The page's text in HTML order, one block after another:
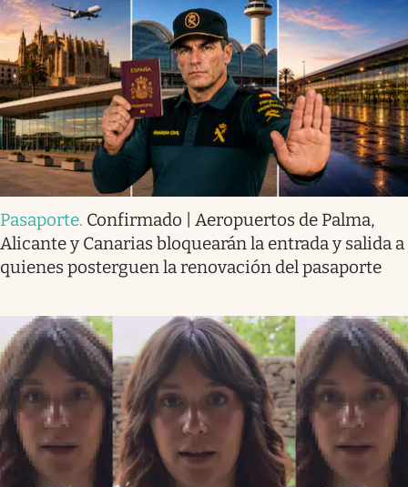
Pasaporte. Confirmado | Aeropuertos de Palma,
Alicante y Canarias bloquearán la entrada y salida a
quienes posterguen la renovación del pasaporte